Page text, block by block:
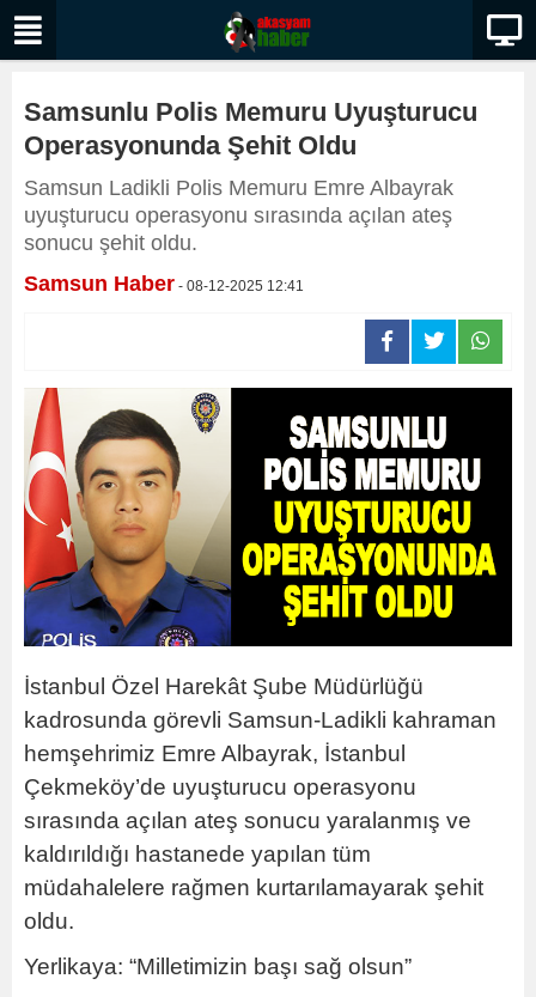
Samsunlu Polis Memuru Uyuşturucu
Operasyonunda Şehit Oldu
Samsun Ladikli Polis Memuru Emre Albayrak
uyuşturucu operasyonu sırasında açılan ateş
sonucu şehit oldu.
Samsun Haber - 08-12-2025 12:41
İstanbul Özel Harekât Şube Müdürlüğü
kadrosunda görevli Samsun-Ladikli kahraman
hemşehrimiz Emre Albayrak, İstanbul
Çekmeköy’de uyuşturucu operasyonu
sırasında açılan ateş sonucu yaralanmış ve
kaldırıldığı hastanede yapılan tüm
müdahalelere rağmen kurtarılamayarak şehit
oldu.
Yerlikaya: “Milletimizin başı sağ olsun”